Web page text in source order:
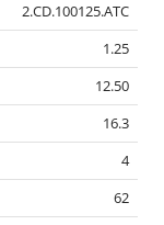
2.CD.100125.ATC
1.25
12.50
16.3
4
62